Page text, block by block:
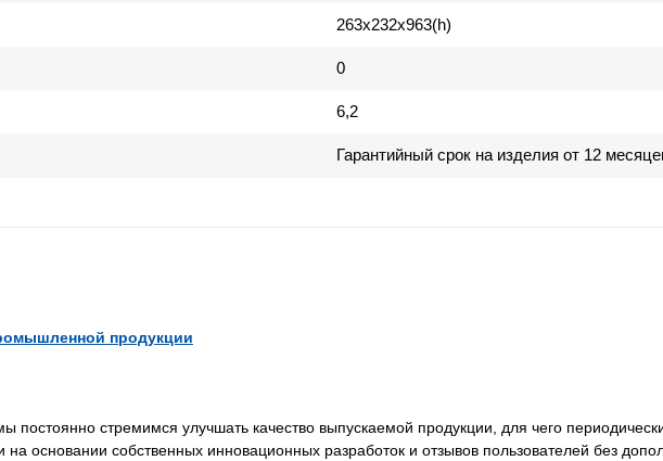
263х232х963(h)
0
6,2
Гарантийный срок на изделия от 12
продукции
стремимся улучшать качество выпускаемой продукции, для чего
на основании собственных инновационных разработок и отзывов пользователей без